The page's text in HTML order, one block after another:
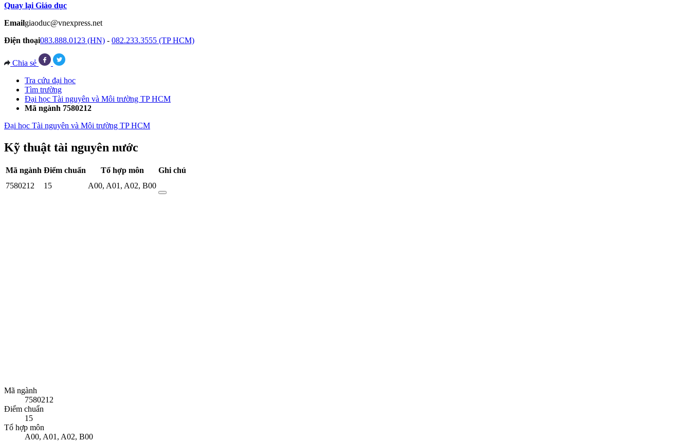
Quay lại Giáo dục
Emailgiaoduc@vnexpress.net
Điện thoại083.888.0123 (HN) - 082.233.3555 (TP HCM)
Chia sẻ
Tra cứu đại học
Tìm trường
Đại học Tài nguyên và Môi trường TP HCM
Mã ngành 7580212
Đại học Tài nguyên và Môi trường TP HCM
Kỹ thuật tài nguyên nước
Mã ngành Điểm chuẩn Tổ hợp môn
Ghi chú
7580212
15 A00, A01, A02, B00
Mã ngành
7580212
Điểm chuẩn
15
Tổ hợp môn
A00, A01, A02, B00